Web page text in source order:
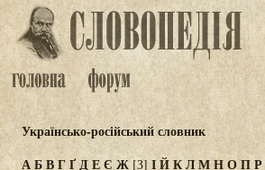
Українсько-російський словник
АБВГҐДЕЄ Ж[З] ІЙКЛМНОПР